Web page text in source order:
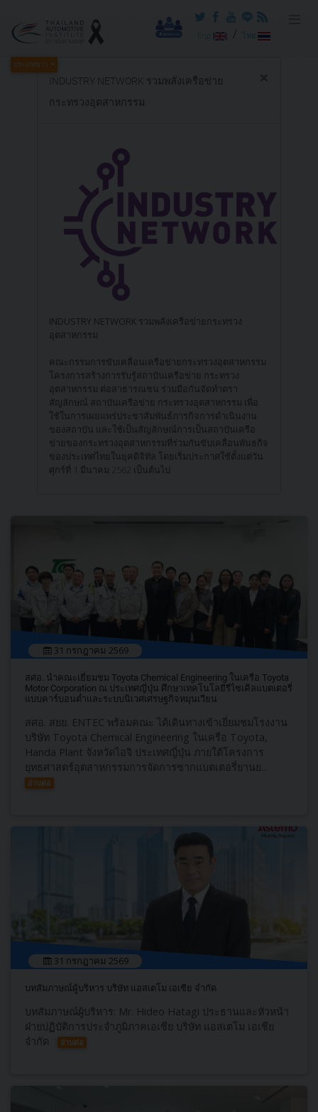
/ ไทย
ประเภทข่าว
INDUSTRY NETWORK รวมพลังเครือข่าย
กระทรวงอุตสาหกรรม
INDUSTRY NETWORK รวมพลังเครือข่ายกระทรวง
อุตสาหกรรม
คณะกรรมการขับเคลื่อนเครือข่ายกระทรวงอุตสาหกรรม
โครงการสร้างการรับรู้สถาบันเครือข่าย กระทรวง
อุตสาหกรรม ต่อสาธารณชน ร่วมมือกันจัดทำตรา
สัญลักษณ์ สถาบันเครือข่าย กระทรวงอุตสาหกรรม เพื่อ
ใช้ในการเผยแพร่ประชาสัมพันธ์ภารกิจการดำเนินงาน
ของสถาบัน และใช้เป็นสัญลักษณ์การเป็นสถาบันเครือ
ข่ายของกระทรวงอุตสาหกรรมที่ร่วมกันขับเคลื่อนพันธกิจ
ของประเทศไทยในยุคดิจิทัล โดยเริ่มประกาศใช้ตั้งแต่วัน
ศุกร์ที่ 1 มีนาคม 2562 เป็นต้นไป
31 กรกฎาคม 2569
สศอ. นำคณะเยี่ยมชม Toyota Chemical Engineering ในเครือ Toyota
Motor Corporation ณ ประเทศญี่ปุ่น ศึกษาเทคโนโลยีรีไซเคิลแบตเตอรี่
แบบคาร์บอนต่ำและระบบนิเวศเศรษฐกิจหมุนเวียน
สศอ. สยย. ENTEC พร้อมคณะ ได้เดินทางเข้าเยี่ยมชมโรงงาน
บริษัท Toyota Chemical Engineering ในเครือ Toyota,
Handa Plant จังหวัดไอจิ ประเทศญี่ปุ่น ภายใต้โครงการ
ยุทธศาสตร์อุตสาหกรรมการจัดการซากแบตเตอรี่ยานย...
อ่านต่อ
31 กรกฎาคม 2569
บทสัมภาษณ์ผู้บริหาร บริษัท แอสเตโม เอเชีย จำกัด
บทสัมภาษณ์ผู้บริหาร: Mr. Hideo Hatagi ประธานและหัวหน้า
ฝ่ายปฏิบัติการประจำภูมิภาคเอเชีย บริษัท แอสเตโม เอเชีย
จำกัด
อ่านต่อ